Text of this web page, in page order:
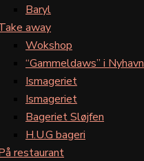
Baryl
away
Wokshop
“Gammeldaws” i Nyhavn
Ismageriet
Ismageriet
Bageriet Sløjfen
H.U.G bageri
restaurant